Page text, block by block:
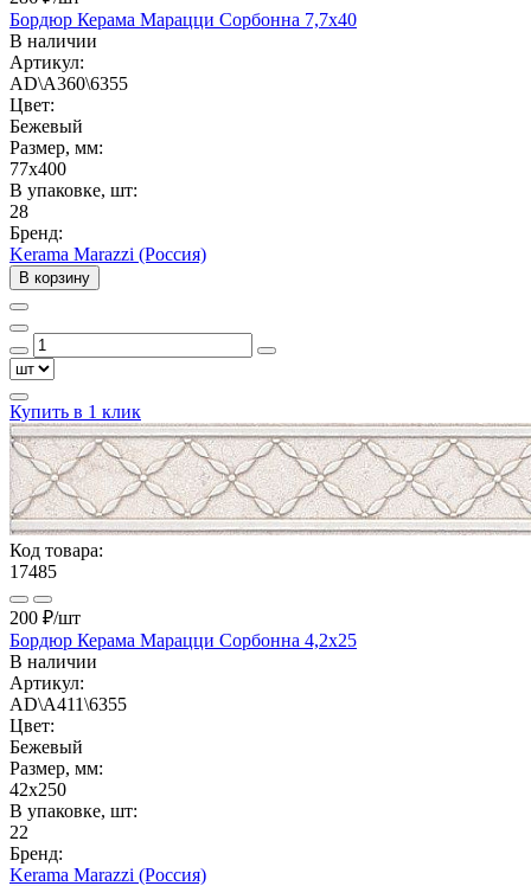
Бордюр Керама Марацци Сорбонна 7,7х40
В наличии
Артикул:
AD\A360\6355
Цвет:
Бежевый
Размер, мм:
77x400
В упаковке, шт:
28
Бренд:
Kerama Marazzi (Россия)
В корзину
Купить в 1 клик
Код товара:
17485
200 ₽/шт
Бордюр Керама Марацци Сорбонна 4,2х25
В наличии
Артикул:
AD\A411\6355
Цвет:
Бежевый
Размер, мм:
42x250
В упаковке, шт:
22
Бренд:
Kerama Marazzi (Россия)